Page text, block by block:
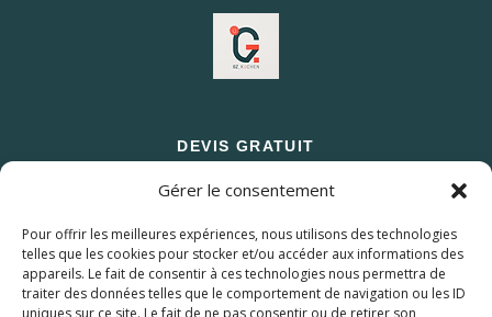
Gérer le consentement
Pour offrir les meilleures expériences, nous utilisons des technologies
telles que les cookies pour stocker et/ou accéder aux informations des
appareils. Le fait de consentir à ces technologies nous permettra de
traiter des données telles que le comportement de navigation ou les ID
uniques sur ce site. Le fait de ne pas consentir ou de retirer son
DEVIS GRATUIT